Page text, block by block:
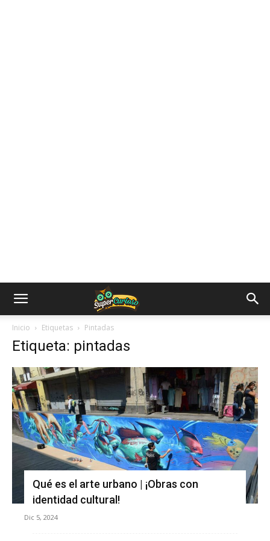
Inicio Etiquetas Pintadas
Etiqueta: pintadas
Qué es el arte urbano | ¡Obras con
identidad cultural!
Dic 5, 2024